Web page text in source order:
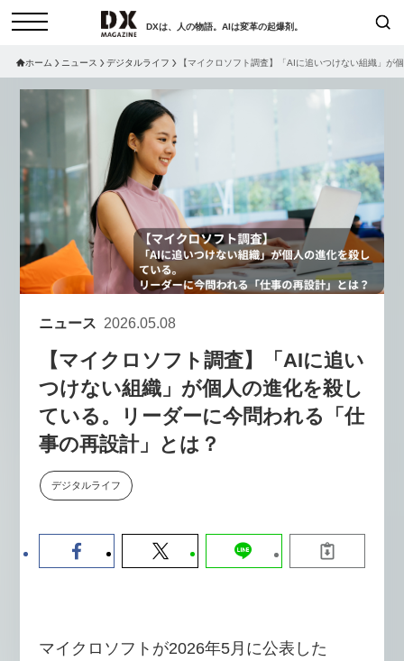
DXは、人の物語。AIは変革の起爆剤。
セミナー
サービスメニュー 日本オムニチャネル協会
トップページ
特集
動画
サイトマップ
お問い合わせ
個人情報保護法について
採用情報
検索
現在開催予定のセミナー
セミナー
【8/12開催】「イノベーションを
数値化する」～投資される事業の
学ぶ資金調達・巻き込みのリアル
2026-06-10
セミナー
【9/30開催】AIで何でもできる時
代に、なぜ「DX人財」というキ
ャリアが求められるのか
ホーム ニュース デジタルライフ 【マイクロソフト調査】「AIに追いつけない組織」が
ニュース 2026.05.08
【マイクロソフト調査】「AIに追い
つけない組織」が個人の進化を殺し
ている。リーダーに今問われる「仕
事の再設計」とは？
デジタルライフ
マイクロソフトが2026年5月に公表した